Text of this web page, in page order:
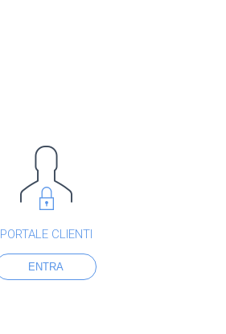
PORTALE CLIENTI
ENTRA